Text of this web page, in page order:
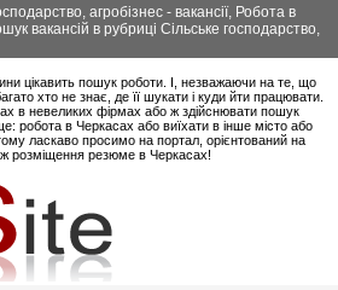
агробізнес - вакансії, Робота в
вакансій в рубриці Сільське господарство,
цікавить пошук роботи. І, незважаючи на те, що
хто не знає, де її шукати і куди йти працювати.
в невеликих фірмах або ж здійснювати пошук
робота в Черкасах або виїхати в інше місто або
ласкаво просимо на портал, орієнтований на
розміщення резюме в Черкасах!